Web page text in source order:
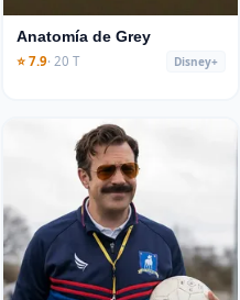
Anatomía de Grey
⭐ 7.9· 20 T Disney+